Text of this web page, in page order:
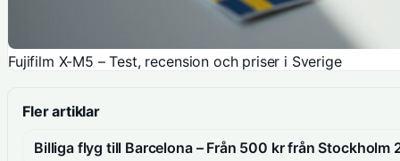
Fujifilm X-M5 – Test, recension och priser i Sverige
Fler artiklar
Billiga flyg till Barcelona – Från 500 kr från Stockholm